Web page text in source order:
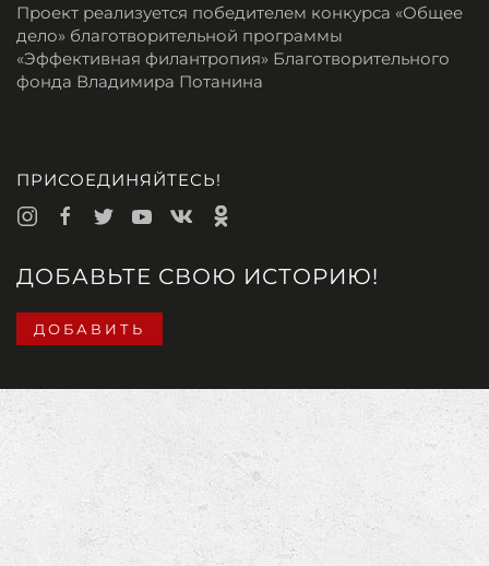
Проект реализуется победителем конкурса «Общее
дело» благотворительной программы
«Эффективная филантропия» Благотворительного
фонда Владимира Потанина
ПРИСОЕДИНЯЙТЕСЬ!
ДОБАВЬТЕ СВОЮ ИСТОРИЮ!
ДОБАВИТЬ